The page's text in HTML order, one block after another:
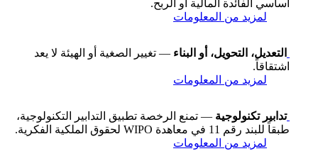
أساسي الفائدة المالية أو الربح.
لمزيد من المعلومات
التعديل، التحويل، أو البناء — تغيير الصغية أو الهيئة لا يعد
اشتقاقاً.
لمزيد من المعلومات
تدابير تكنولوجية — تمنع الرخصة تطبيق التدابير التكنولوجية،
طبقاً للبند رقم 11 في معاهدة WIPO لحقوق الملكية الفكرية.
لمزيد من المعلومات